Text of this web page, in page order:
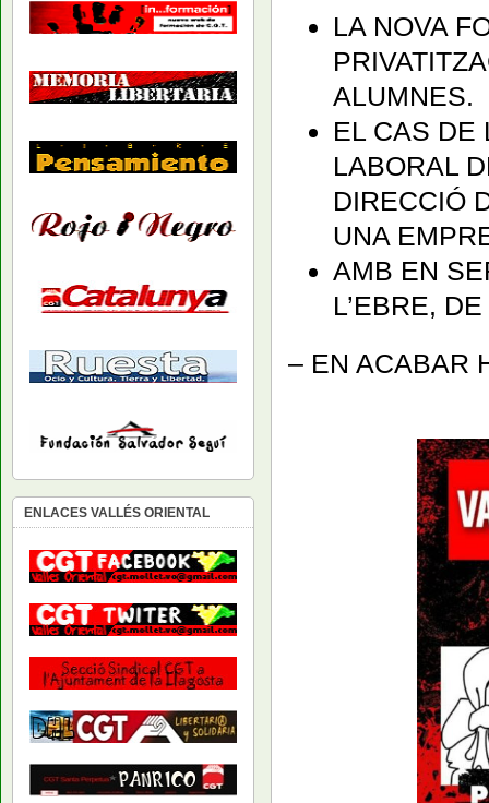
LA NOVA
ALUMNES.
EL CAS DE
LABORAL
DIRECCIÓ
UNA
AMB EN
L’EBRE,
– EN ACABAR
ENLACES VALLÉS ORIENTAL